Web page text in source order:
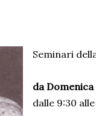
Seminari
da
dalle 9:30 alle